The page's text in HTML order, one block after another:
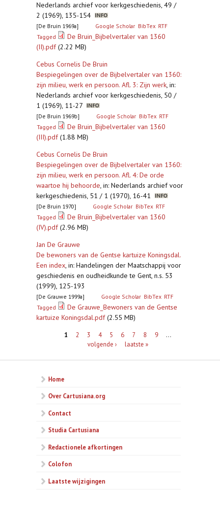
Nederlands archief voor kerkgeschiedenis, 49 /
2 (1969), 135-154
[De Bruin 1969a] Google Scholar BibTex RTF
Tagged
De Bruin_Bijbelvertaler van 1360
(II).pdf(2.22 MB)
Cebus Cornelis De Bruin
Bespiegelingen over de Bijbelvertaler van 1360:
zijn milieu, werk en persoon. Afl. 3: Zijn werk, in:
Nederlands archief voor kerkgeschiedenis, 50 /
1 (1969), 11-27
[De Bruin 1969b] Google Scholar BibTex RTF
Tagged
De Bruin_Bijbelvertaler van 1360
(III).pdf(1.88 MB)
Cebus Cornelis De Bruin
Bespiegelingen over de Bijbelvertaler van 1360:
zijn milieu, werk en persoon. Afl. 4: De orde
waartoe hij behoorde, in: Nederlands archief voor
kerkgeschiedenis, 51 / 1 (1970), 16-41
[De Bruin 1970] Google Scholar BibTex RTF
Tagged
De Bruin_Bijbelvertaler van 1360
(IV).pdf(2.96 MB)
Jan De Grauwe
De bewoners van de Gentse kartuize Koningsdal.
Een index, in: Handelingen der Maatschappij voor
geschiedenis en oudheidkunde te Gent, n.s. 53
(1999), 125-193
[De Grauwe 1999a] Google Scholar BibTex RTF
Tagged
De Grauwe_Bewoners van de Gentse
kartuize Koningsdal.pdf(2.55 MB)
Pagina's
1 2 3 4 5 6 7 8 9
…
volgende ›
laatste »
Home
Over Cartusiana.org
Contact
Studia Cartusiana
Redactionele afkortingen
Colofon
Laatste wijzigingen